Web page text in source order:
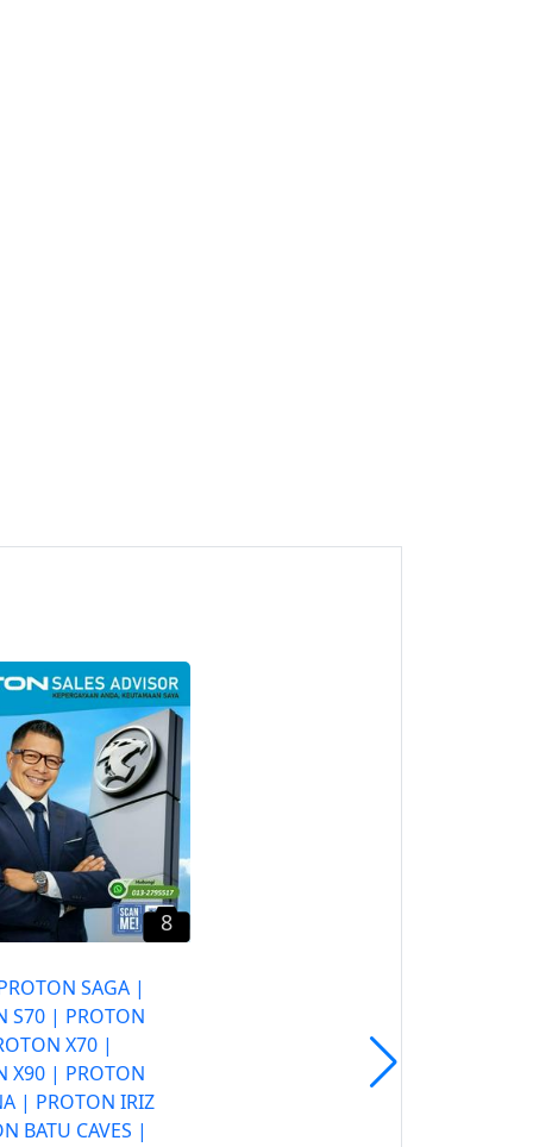
8
SAGA |
S70 | PROTON
X70 |
X90 | PROTON
| PROTON IRIZ
BATU CAVES |